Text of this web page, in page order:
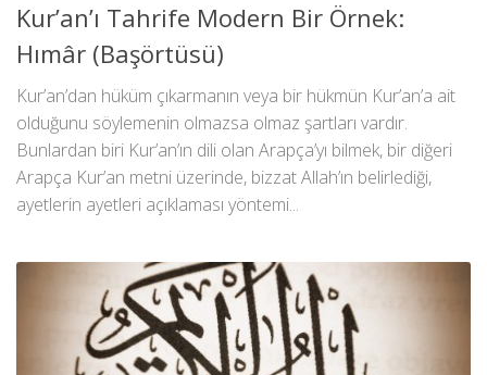
Kur’an’ı Tahrife Modern Bir Örnek:
Hımâr (Başörtüsü)
Kur’an’dan hüküm çıkarmanın veya bir hükmün Kur’an’a ait
olduğunu söylemenin olmazsa olmaz şartları vardır.
Bunlardan biri Kur’an’ın dili olan Arapça’yı bilmek, bir diğeri
Arapça Kur’an metni üzerinde, bizzat Allah’ın belirlediği,
ayetlerin ayetleri açıklaması yöntemi...